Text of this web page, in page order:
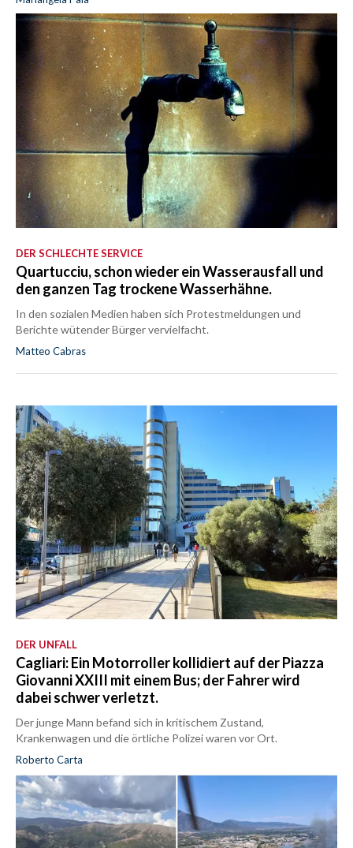
DER SCHLECHTE SERVICE
Quartucciu, schon wieder ein Wasserausfall und
den ganzen Tag trockene Wasserhähne.
In den sozialen Medien haben sich Protestmeldungen und
Berichte wütender Bürger vervielfacht.
Matteo Cabras
DER UNFALL
Cagliari: Ein Motorroller kollidiert auf der Piazza
Giovanni XXIII mit einem Bus; der Fahrer wird
dabei schwer verletzt.
Der junge Mann befand sich in kritischem Zustand,
Krankenwagen und die örtliche Polizei waren vor Ort.
Roberto Carta